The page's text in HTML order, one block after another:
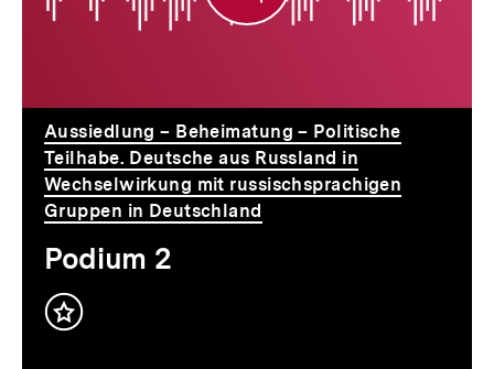
Aussiedlung – Beheimatung – Politische
Teilhabe. Deutsche aus Russland in
Wechselwirkung mit russischsprachigen
Gruppen in Deutschland
Podium 2
Inhalt